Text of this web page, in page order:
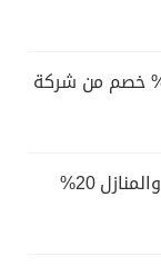
الصناعي للمطابخ والديكورات – 20% خصم من شركة
تركيب حجر أرضيات عشوائي لحدائق الفلل والمنازل 20%